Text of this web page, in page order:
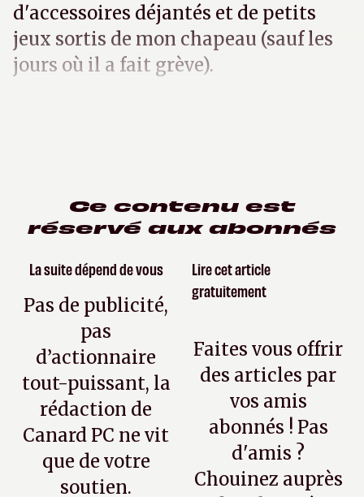
d'accessoires déjantés et de petits
jeux sortis de mon chapeau (sauf les
jours où il a fait grève).
Ce contenu est
réservé aux abonnés
La suite dépend de vous
Pas de publicité,
pas
d’actionnaire
tout-puissant, la
rédaction de
Canard PC ne vit
que de votre
soutien.
Lire cet article
gratuitement
Faites vous offrir
des articles par
vos amis
abonnés ! Pas
d'amis ?
Chouinez auprès